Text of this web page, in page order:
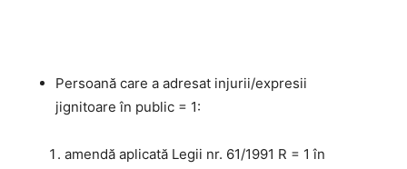
Persoană care a adresat injurii/expresii
jignitoare în public = 1:
amendă aplicată Legii nr. 61/1991 R = 1 în